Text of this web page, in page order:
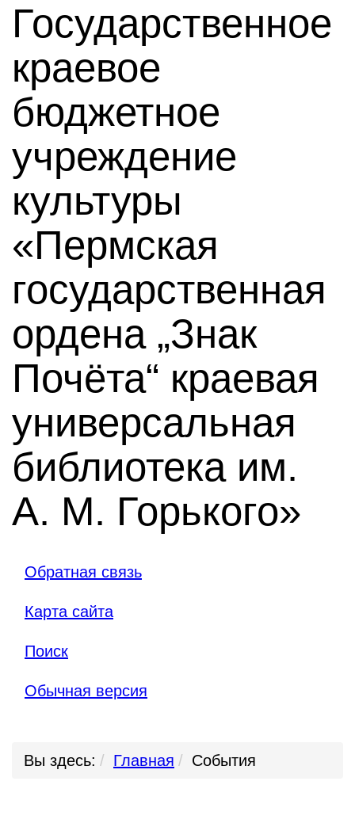
Государственное
краевое
бюджетное
учреждение
культуры
«Пермская
государственная
ордена „Знак
Почёта“ краевая
универсальная
библиотека им.
А. М. Горького»
Обратная связь
Карта сайта
Поиск
Обычная версия
Вы здесь: Главная События